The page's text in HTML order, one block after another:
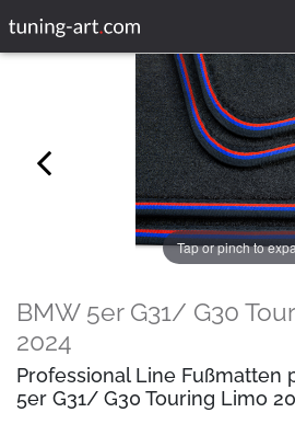
Tap or pinch to
BMW 5er G31/ G30
2024
Professional Line Fußmatten
5er G31/ G30 Touring Limo